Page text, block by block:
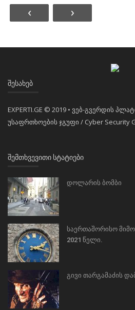
‹ ›
ᲨᲔᲡᲐᲮᲔᲑ
EXPERTI.GE © 2019 • ვებ-გვერდის
უსაფრთხოების ჯგუფი / Cyber Security
ᲨᲔᲛᲗᲮᲕᲔᲕᲘᲗᲘ ᲡᲢᲐᲢᲘᲔᲑᲘ
დოლარის ბომბი
საერთაშორისო
2021 წელი.
გივი თარგამაძის